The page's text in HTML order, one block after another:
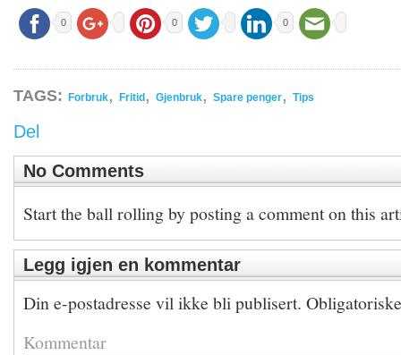
0 0 0
TAGS: Forbruk, Fritid, Gjenbruk, Spare penger, Tips
Del
No Comments
Start the ball rolling by posting a comment on this
Legg igjen en kommentar
Din e-postadresse vil ikke bli publisert.
Kommentar